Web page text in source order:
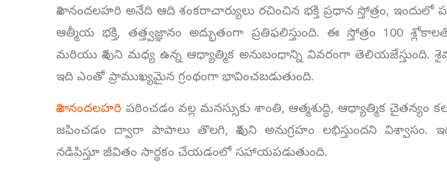
శివానందలహరి అనేది ఆది శంకరాచార్యులు రచించిన భక్తి ప్రధాన స్తోత్రం, ఇందులో
ఆత్మీయ భక్తి, తత్త్వజ్ఞానం అద్భుతంగా ప్రతిఫలిస్తుంది. ఈ స్తోత్రం 100
మరియు శివుని మధ్య ఉన్న ఆధ్యాత్మిక అనుబంధాన్ని వివరంగా తెలియజేస్తుంది.
ఇది ఎంతో ప్రాముఖ్యమైన గ్రంథంగా భావించబడుతుంది.
శివానందలహరి పఠించడం వల్ల మనస్సుకు శాంతి, ఆత్మశుద్ధి, ఆధ్యాత్మిక చైతన్యం
జపించడం ద్వారా పాపాలు తొలగి, శివుని అనుగ్రహం లభిస్తుందని విశ్వాసం.
నడిపిస్తూ జీవితం సార్థకం చేయడంలో సహాయపడుతుంది.